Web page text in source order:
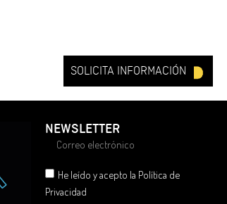
SOLICITA INFORMACIÓN
NEWSLETTER
He leído y acepto la Política de
Privacidad